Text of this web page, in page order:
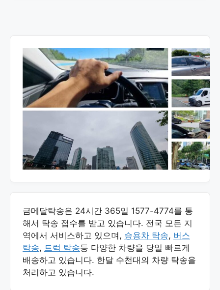
금메달탁송은 24시간 365일 1577-4774를 통
해서 탁송 접수를 받고 있습니다. 전국 모든 지
역에서 서비스하고 있으며, 승용차 탁송, 버스
탁송, 트럭 탁송등 다양한 차량을 당일 빠르게
배송하고 있습니다. 한달 수천대의 차량 탁송을
처리하고 있습니다.